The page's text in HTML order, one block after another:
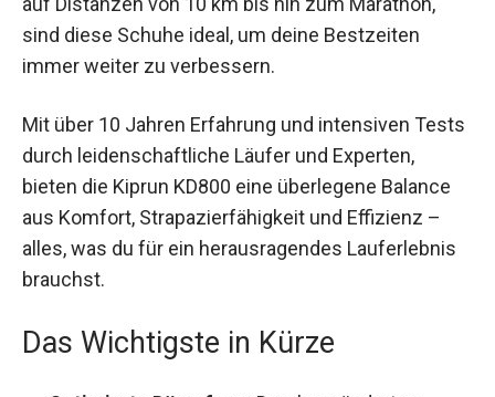
zum Marathon, sind diese Schuhe ideal, um deine
Bestzeiten immer weiter zu verbessern.
Tests durch leidenschaftliche Läufer und
Experten, bieten die Kiprun KD800 eine
überlegene Balance aus Komfort,
Strapazierfähigkeit und Effizienz – alles, was du
für ein herausragendes Lauferlebnis brauchst.
Das Wichtigste in Kürze